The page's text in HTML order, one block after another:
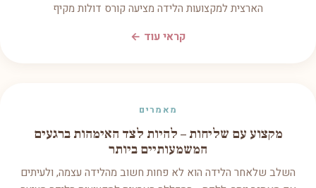
הארצית למקצועות הלידה מציעה קורס דולות מקיף
קראי עוד ←
מאמרים
מקצוע עם שליחות – להיות לצד האימהות ברגעים
המשמעותיים ביותר
השלב שלאחר הלידה הוא לא פחות חשוב מהלידה עצמה, ולעיתים